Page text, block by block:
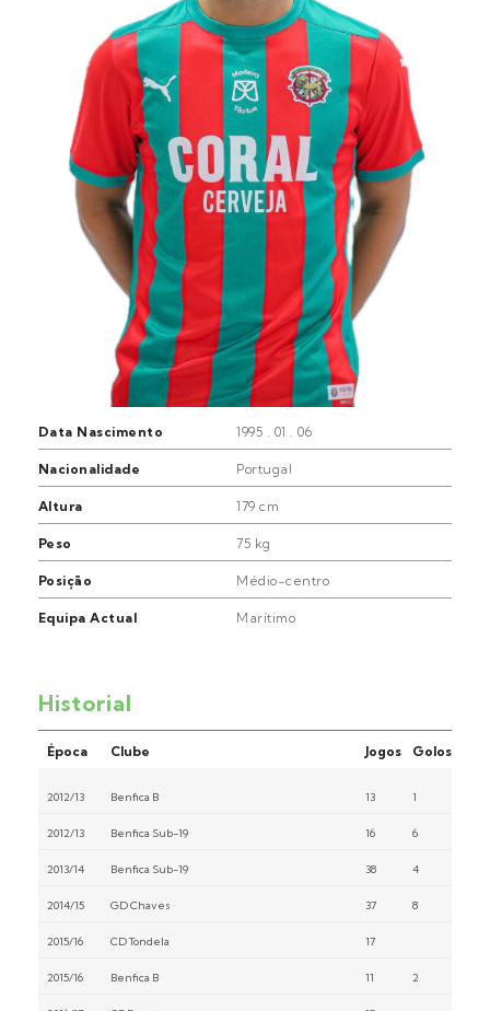
Data Nascimento 1995 . 01 . 06
Nacionalidade Portugal
Altura 179 cm
Peso 75 kg
Posição Médio-centro
Equipa Actual Marítimo
Historial
Época Clube Jogos Golos
2012/13 Benfica B 13 1
2012/13 Benfica Sub-19 16 6
2013/14 Benfica Sub-19 38 4
2014/15 GD Chaves 37 8
2015/16 CD Tondela 17
2015/16 Benfica B 11 2